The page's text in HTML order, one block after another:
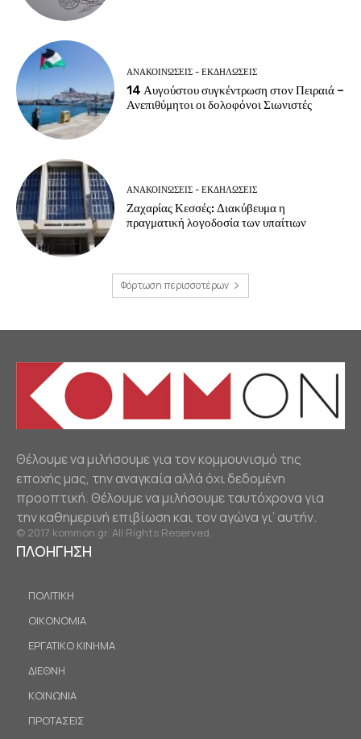
ΑΝΑΚΟΙΝΩΣΕΙΣ - ΕΚΔΗΛΩΣΕΙΣ
14 Αυγούστου συγκέντρωση στον Πειραιά –
Ανεπιθύμητοι οι δολοφόνοι Σιωνιστές
ΑΝΑΚΟΙΝΩΣΕΙΣ - ΕΚΔΗΛΩΣΕΙΣ
Ζαχαρίας Κεσσές: Διακύβευμα η
πραγματική λογοδοσία των υπαίτιων
Φόρτωση περισσοτέρων
Θέλουμε να μιλήσουμε για τον κομμουνισμό της
εποχής μας, την αναγκαία αλλά όχι δεδομένη
προοπτική. Θέλουμε να μιλήσουμε ταυτόχρονα για
την καθημερινή επιβίωση και τον αγώνα γι’ αυτήν.
© 2017 kommon.gr. All Rights Reserved.
ΠΛΟΗΓΗΣΗ
ΠΟΛΙΤΙΚΗ
ΟΙΚΟΝΟΜΙΑ
ΕΡΓΑΤΙΚΟ ΚΙΝΗΜΑ
ΔΙΕΘΝΗ
ΚΟΙΝΩΝΙΑ
ΠΡΟΤΑΣΕΙΣ